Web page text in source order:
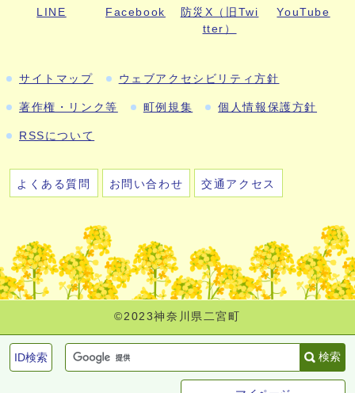
ID検索 検索
LINE Facebook
防災X（旧Twi
tter）
YouTube
サイトマップ ウェブアクセシビリティ方針
著作権・リンク等 町例規集 個人情報保護方針
RSSについて
よくある質問 お問い合わせ 交通アクセス
©2023神奈川県二宮町